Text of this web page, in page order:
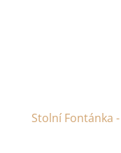
Stolní Fontánka